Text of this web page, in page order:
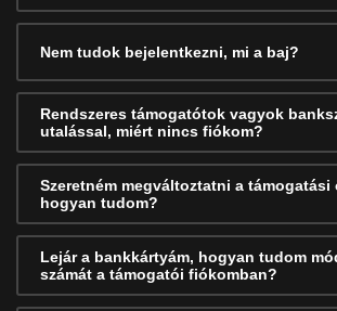
Nem tudok bejelentkezni, mi a baj?
Rendszeres támogatótok vagyok
utalással, miért nincs fiókom?
Szeretném megváltoztatni a támogatási
hogyan tudom?
Lejár a bankkártyám, hogyan tudom
számát a támogatói fiókomban?